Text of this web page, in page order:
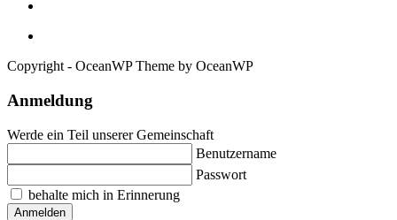
Copyright - OceanWP Theme by OceanWP
Anmeldung
Werde ein Teil unserer Gemeinschaft
Benutzername
Passwort
behalte mich in Erinnerung
Anmelden